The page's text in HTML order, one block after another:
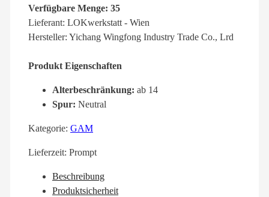
Verfügbare Menge: 35
Lieferant: LOKwerkstatt - Wien
Hersteller: Yichang Wingfong Industry Trade Co., Lrd
Produkt Eigenschaften
Alterbeschränkung: ab 14
Spur: Neutral
Kategorie: GAM
Lieferzeit: Prompt
Beschreibung
Produktsicherheit